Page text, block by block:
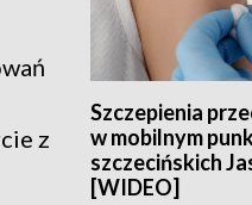
Szczepienia
w mobilnym
szczecińskich
[WIDEO]
z